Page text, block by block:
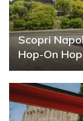
Scopri
Hop-On